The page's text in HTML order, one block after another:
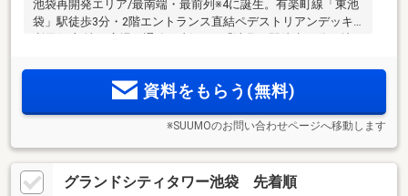
池袋再開発エリア/最南端・最前列※4に誕生。有楽町線「東池
袋」駅徒歩3分・2階エントランス直結ペデストリアンデッキ
と、雑司ヶ谷の杜を眼下に、幻想的な都心の空を臨む大規模
タワーレジデンス
資料をもらう(無料)
※SUUMOのお問い合わせページへ移動します
グランドシティタワー池袋 先着順